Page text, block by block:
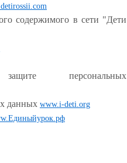
содержимого в сети "Дети
персональных
данных www.i-deti.org